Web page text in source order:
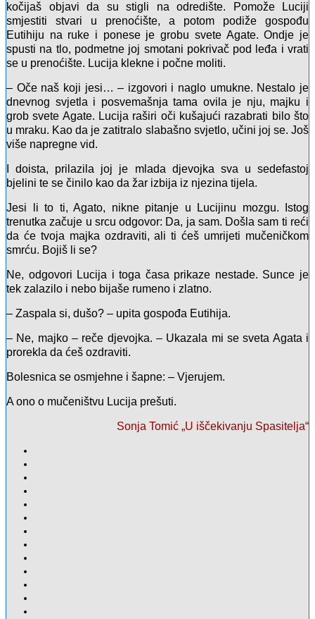
kočijaš objavi da su stigli na odredište. Pomože Luciji
smjestiti stvari u prenoćište, a potom podiže gospođu
Eutihiju na ruke i ponese je grobu svete Agate. Ondje je
spusti na tlo, podmetne joj smotani pokrivač pod leđa i vrati
se u prenoćište. Lucija klekne i počne moliti.
– Oče naš koji jesi… – izgovori i naglo umukne. Nestalo je
dnevnog svjetla i posvemašnja tama ovila je nju, majku i
grob svete Agate. Lucija raširi oči kušajući razabrati bilo što
u mraku. Kao da je zatitralo slabašno svjetlo, učini joj se. Još
više napregne vid.
I doista, prilazila joj je mlada djevojka sva u sedefastoj
bjelini te se činilo kao da žar izbija iz njezina tijela.
Jesi li to ti, Agato, nikne pitanje u Lucijinu mozgu. Istog
trenutka začuje u srcu odgovor: Da, ja sam. Došla sam ti reći
da će tvoja majka ozdraviti, ali ti ćeš umrijeti mučeničkom
smrću. Bojiš li se?
Ne, odgovori Lucija i toga časa prikaze nestade. Sunce je
tek zalazilo i nebo bijaše rumeno i zlatno.
– Zaspala si, dušo? – upita gospođa Eutihija.
– Ne, majko – reče djevojka. – Ukazala mi se sveta Agata i
prorekla da ćeš ozdraviti.
Bolesnica se osmjehne i šapne: – Vjerujem.
A ono o mučeništvu Lucija prešuti.
Sonja Tomić „U iščekivanju Spasitelja“